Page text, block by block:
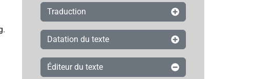
Traduction
Datation du texte
Éditeur du texte